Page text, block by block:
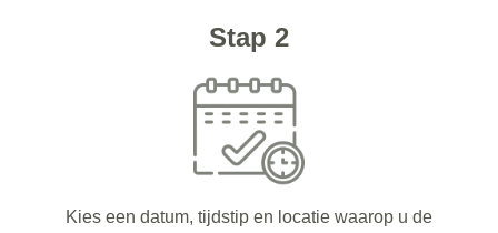
Stap 2
Kies een datum, tijdstip en locatie waarop u de